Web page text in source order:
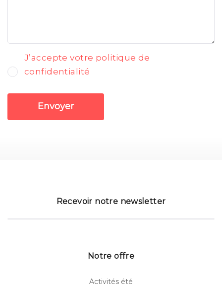
J’accepte votre politique de
confidentialité
Envoyer
Recevoir notre newsletter
Notre offre
Activités été